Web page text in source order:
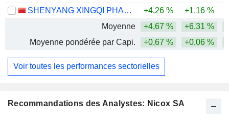
Recommandations des Analystes: Nicox SA
SHENYANG XINGQI PHARMACEUTICAL CO.,LTD.
+4,26 % +1,16 %
Moyenne
+4,67 % +6,31 %
Moyenne pondérée par Capi.
+0,67 % +0,06 %
Voir toutes les performances sectorielles